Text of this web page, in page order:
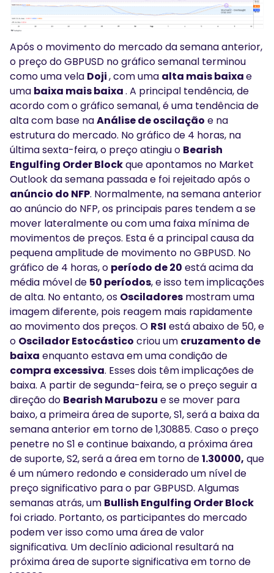
Após o movimento do mercado da semana anterior,
o preço do GBPUSD no gráfico semanal terminou
como uma vela Doji, com uma alta mais baixae
uma baixa mais baixa. A principal tendência, de
acordo com o gráfico semanal, é uma tendência de
alta com base naAnálise de oscilação e na
estrutura do mercado. No gráfico de 4 horas, na
última sexta-feira, o preço atingiu o Bearish
Engulfing Order Blockque apontamos no Market
Outlook da semana passada e foi rejeitado após o
anúncio do NFP. Normalmente, na semana anterior
ao anúncio do NFP, os principais pares tendem a se
mover lateralmente ou com uma faixa mínima de
movimentos de preços. Esta é a principal causa da
pequena amplitude de movimento no GBPUSD. No
gráfico de 4 horas, o período de 20 está acima da
média móvel de 50 períodos, e isso tem implicações
de alta. No entanto, os Osciladores mostram uma
imagem diferente, pois reagem mais rapidamente
ao movimento dos preços. O RSI está abaixo de 50, e
o Oscilador Estocástico criou um cruzamento de
baixa enquanto estava em uma condição de
compra excessiva. Esses dois têm implicações de
baixa. A partir de segunda-feira, se o preço seguir a
direção do Bearish Marubozu e se mover para
baixo, a primeira área de suporte, S1, será a baixa da
semana anterior em torno de 1,30885. Caso o preço
penetre no S1 e continue baixando, a próxima área
de suporte, S2, será a área em torno de1.30000, que
é um número redondo e considerado um nível de
preço significativo para o par GBPUSD. Algumas
semanas atrás, um Bullish Engulfing Order Block
foi criado. Portanto, os participantes do mercado
podem ver isso como uma área de valor
significativa. Um declínio adicional resultará na
próxima área de suporte significativa em torno de